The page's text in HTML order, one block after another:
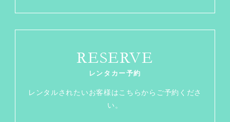
RESERVE
レンタカー予約
レンタルされたいお客様はこちらからご予約くださ
い。